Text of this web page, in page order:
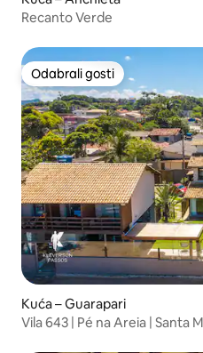
Recanto Verde
Odabrali gosti
Odabrali gosti
Kuća – Guarapari
Vila 643 | Pé na Areia | Santa